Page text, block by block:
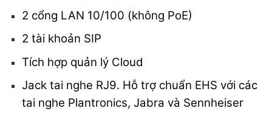
2 cổng LAN 10/100 (không PoE)
2 tài khoản SIP
Tích hợp quản lý Cloud
Jack tai nghe RJ9. Hỗ trợ chuẩn EHS với các
tai nghe Plantronics, Jabra và Sennheiser